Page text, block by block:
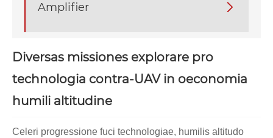
Amplifier 
Diversas missiones explorare pro
technologia contra-UAV in oeconomia
humili altitudine
Celeri progressione fuci technologiae, humilis altitudo